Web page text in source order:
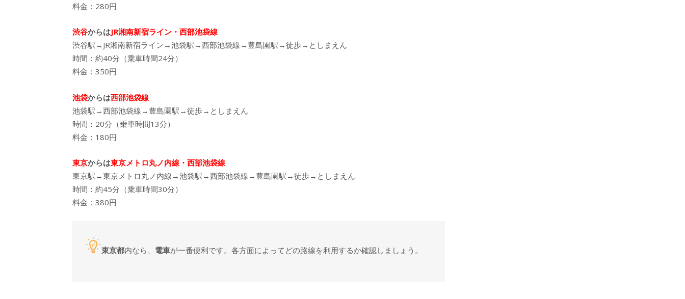
料金：280円
渋谷からはJR湘南新宿ライン・西部池袋線
渋谷駅→JR湘南新宿ライン→池袋駅→西部池袋線→豊島園駅→徒歩→としまえん
時間：約40分（乗車時間24分）
料金：350円
池袋からは西部池袋線
池袋駅→西部池袋線→豊島園駅→徒歩→としまえん
時間：20分（乗車時間13分）
料金：180円
東京からは東京メトロ丸ノ内線・西部池袋線
東京駅→東京メトロ丸ノ内線→池袋駅→西部池袋線→豊島園駅→徒歩→としまえん
時間：約45分（乗車時間30分）
料金：380円
東京都内なら、 電車が一番便利です。各方面によってどの路線を利用するか確認しましょう。